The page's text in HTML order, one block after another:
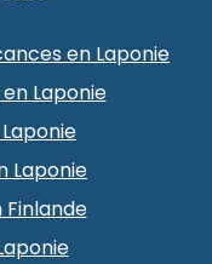
en Laponie
Laponie
Laponie